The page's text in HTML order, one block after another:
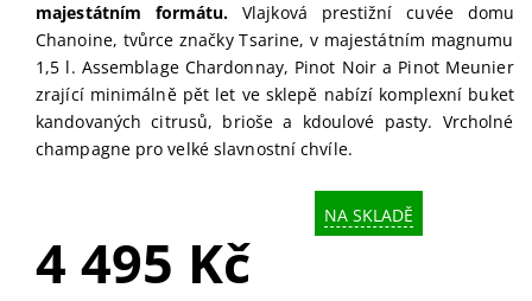
majestátním formátu.Vlajková prestižní cuvée domu
Chanoine, tvůrce značky Tsarine, v majestátním magnumu
1,5 l. Assemblage Chardonnay, Pinot Noir a Pinot Meunier
zrající minimálně pět let ve sklepě nabízí komplexní buket
kandovaných citrusů, brioše a kdoulové pasty. Vrcholné
champagne pro velké slavnostní chvíle.
NA SKLADĚ
4 495 Kč